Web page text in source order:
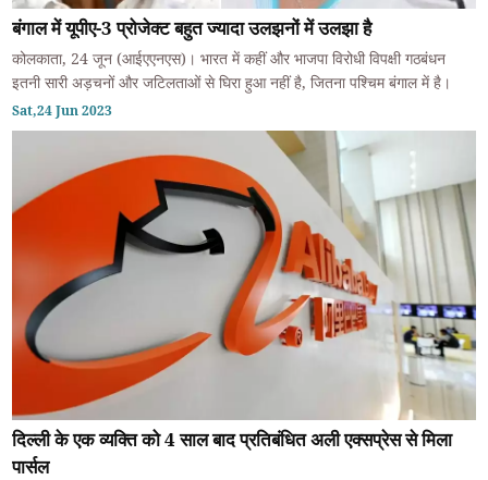
बंगाल में यूपीए-3 प्रोजेक्ट बहुत ज्यादा उलझनों में उलझा है
कोलकाता, 24 जून (आईएएनएस)। भारत में कहीं और भाजपा विरोधी विपक्षी गठबंधन
इतनी सारी अड़चनों और जटिलताओं से घिरा हुआ नहीं है, जितना पश्चिम बंगाल में है।
Sat,24 Jun 2023
दिल्ली के एक व्यक्ति को 4 साल बाद प्रतिबंधित अली एक्सप्रेस से मिला
पार्सल